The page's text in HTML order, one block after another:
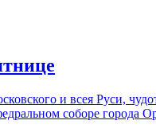
и всея Руси,
соборе города